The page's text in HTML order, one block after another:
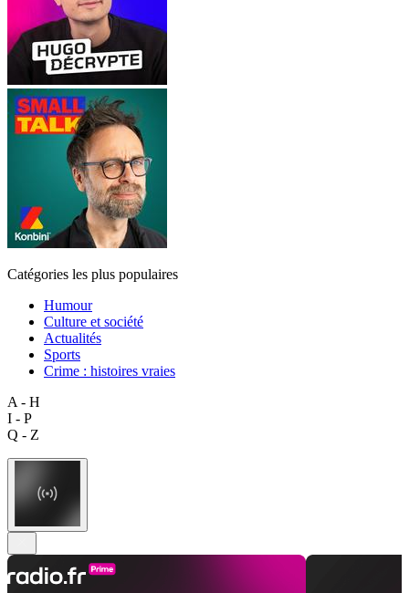
Catégories les plus populaires
Humour
Culture et société
Actualités
Sports
Crime : histoires vraies
A - H
I - P
Q - Z